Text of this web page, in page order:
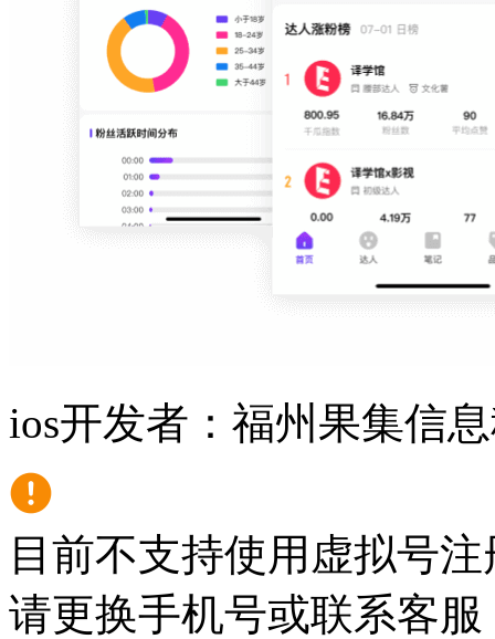
ios开发者：福州果集信
目前不支持使用虚拟号注
请更换手机号或联系客服